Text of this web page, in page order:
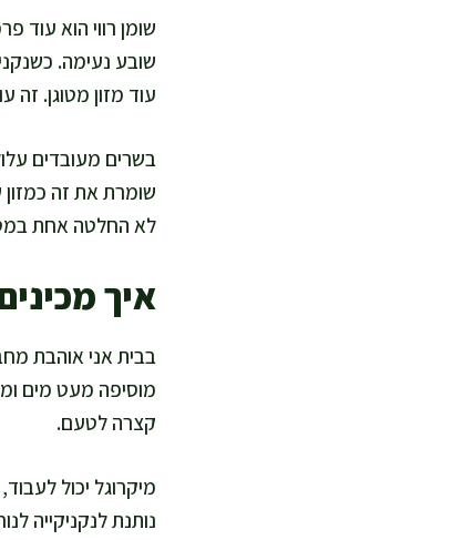
שומן רווי הוא עוד
שובע נעימה.
עוד מזון מטוגן. זה
בשרים מעובדים
שומרת את זה
לא החלטה אחת
איך
בבית אני אוהבת
מוסיפה מעט מים
קצרה לטעם.
מיקרוגל יכול
נותנת לנקניקייה